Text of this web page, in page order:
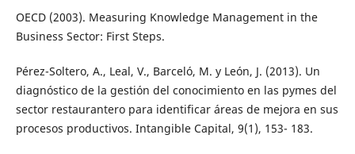
OECD (2003). Measuring Knowledge Management in the
Business Sector: First Steps.
Pérez-Soltero, A., Leal, V., Barceló, M. y León, J. (2013). Un
diagnóstico de la gestión del conocimiento en las pymes del
sector restaurantero para identificar áreas de mejora en sus
procesos productivos. Intangible Capital, 9(1), 153- 183.